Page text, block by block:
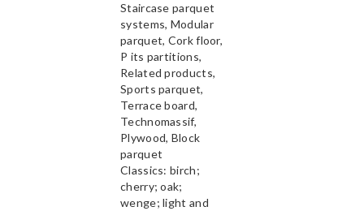
Staircase parquet
systems, Modular
parquet, Cork floor,
P its partitions,
Related products,
Sports parquet,
Terrace board,
Technomassif,
Plywood, Block
parquet
Classics: birch;
cherry; oak;
wenge; light and